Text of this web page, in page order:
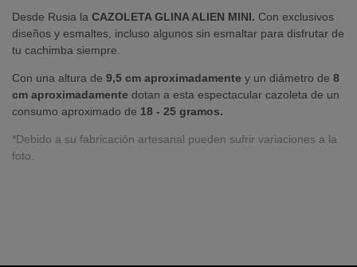
Desde Rusia la CAZOLETA GLINA ALIEN MINI. Con exclusivos
diseños y esmaltes, incluso algunos sin esmaltar para disfrutar de
tu cachimba siempre.
Con una altura de 9,5 cm aproximadamente y un diámetro de 8
cm aproximadamente dotan a esta espectacular cazoleta de un
consumo aproximado de 18 - 25 gramos.
*Debido a su fabricación artesanal pueden sufrir variaciones a la
foto.